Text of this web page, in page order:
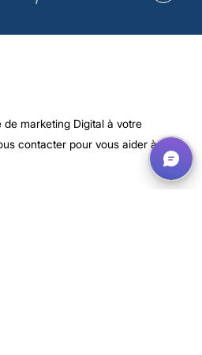
marketing Digital à votre
contacter pour vous aider à